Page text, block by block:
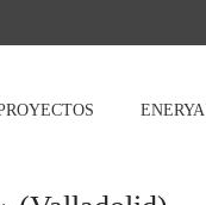
ENERYA